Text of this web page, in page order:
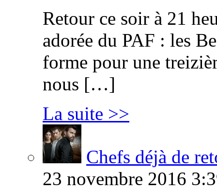
Retour ce soir à 21
adorée du PAF : les
forme pour une
nous […]
La suite >>
Chefs déjà de
23 novembre 2016